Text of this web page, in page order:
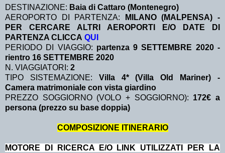
DESTINAZIONE: Baia di Cattaro (Montenegro)
AEROPORTO DI PARTENZA:
MILANO (MALPENSA) -
PER CERCARE ALTRI AEROPORTI E/O DATE DI
PARTENZA CLICCA QUI
PERIODO DI VIAGGIO: partenza 9 SETTEMBRE 2020 -
rientro 16 SETTEMBRE 2020
N. VIAGGIATORI: 2
TIPO SISTEMAZIONE: Villa 4* (Villa Old Mariner) -
Camera matrimoniale con vista giardino
PREZZO SOGGIORNO (VOLO + SOGGIORNO): 172€ a
persona (prezzo su base doppia)
COMPOSIZIONE ITINERARIO
MOTORE DI RICERCA E/O LINK UTILIZZATI PER LA